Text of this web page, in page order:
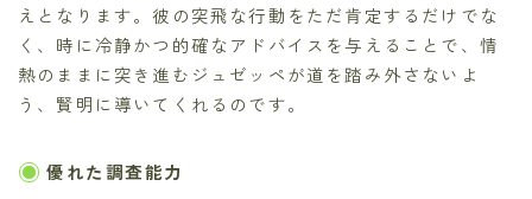
えとなります。彼の突飛な行動をただ肯定するだけでな
く、時に冷静かつ的確なアドバイスを与えることで、情
熱のままに突き進むジュゼッペが道を踏み外さないよ
う、賢明に導いてくれるのです。
優れた調査能力